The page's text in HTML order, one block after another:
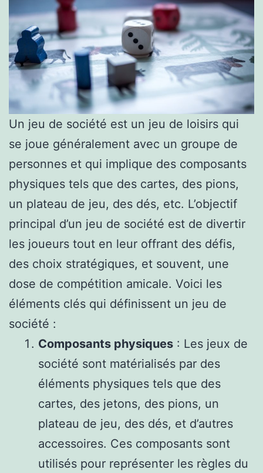
Un jeu de société est un jeu de loisirs qui
se joue généralement avec un groupe de
personnes et qui implique des composants
physiques tels que des cartes, des pions,
un plateau de jeu, des dés, etc. L’objectif
principal d’un jeu de société est de divertir
les joueurs tout en leur offrant des défis,
des choix stratégiques, et souvent, une
dose de compétition amicale. Voici les
éléments clés qui définissent un jeu de
société :
Composants physiques : Les jeux de
société sont matérialisés par des
éléments physiques tels que des
cartes, des jetons, des pions, un
plateau de jeu, des dés, et d’autres
accessoires. Ces composants sont
utilisés pour représenter les règles du